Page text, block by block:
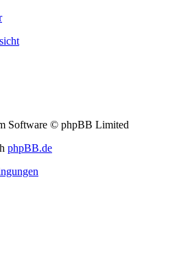
Software © phpBB Limited
phpBB.de